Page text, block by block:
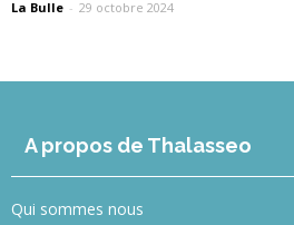
La Bulle - 29 octobre 2024
A propos de Thalasseo
Qui sommes nous